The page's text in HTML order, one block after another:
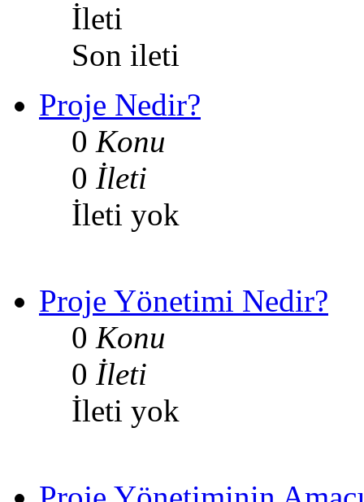
İleti
Son ileti
Proje Nedir?
0 Konu
0 İleti
İleti yok
Proje Yönetimi Nedir?
0 Konu
0 İleti
İleti yok